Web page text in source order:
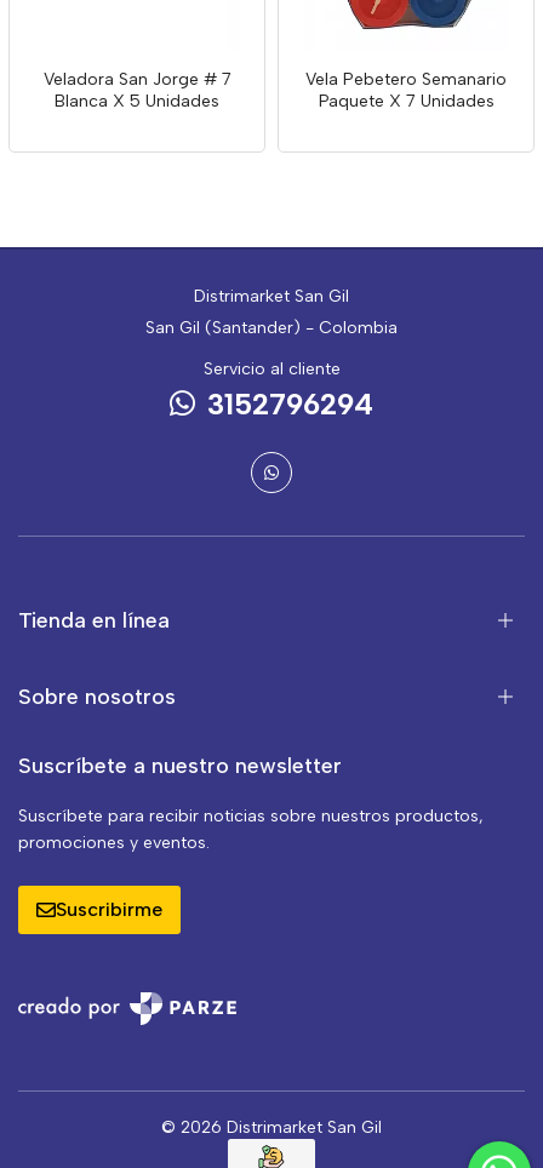
Veladora San Jorge # 7
Blanca X 5 Unidades
Vela Pebetero Semanario
Paquete X 7 Unidades
Distrimarket San Gil
San Gil (Santander) - Colombia
Servicio al cliente
3152796294
Tienda en línea
Sobre nosotros
Suscríbete a nuestro newsletter
Suscríbete para recibir noticias sobre nuestros productos,
promociones y eventos.
Suscribirme
© 2026 Distrimarket San Gil